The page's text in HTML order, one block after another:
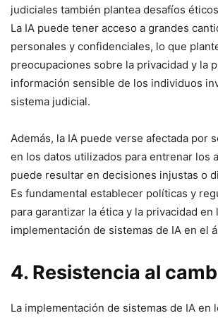
judiciales también plantea desafíos
La IA puede tener acceso a grandes
personales y confidenciales, lo que
preocupaciones sobre la privacidad y la
información sensible de los individuos
sistema judicial.
Además, la IA puede verse afectada por
en los datos utilizados para entrenar los
puede resultar en decisiones injustas o
Es fundamental establecer políticas y
para garantizar la ética y la privacidad en
implementación de sistemas de IA en el
4. Resistencia al
La implementación de sistemas de IA en